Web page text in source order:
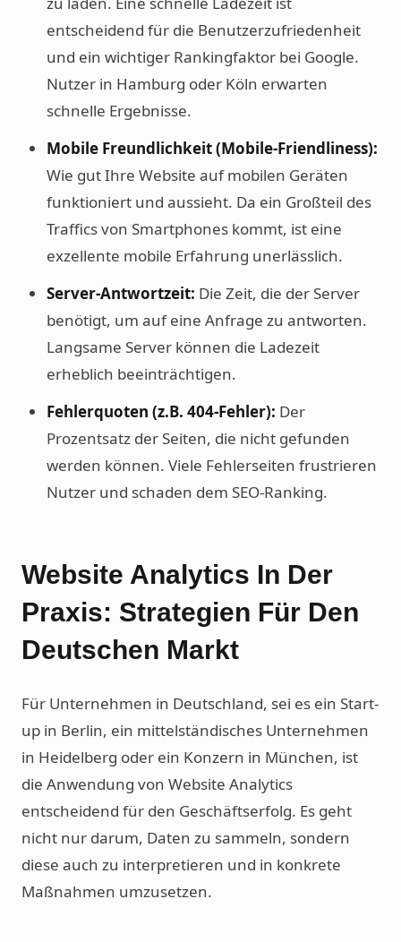
entscheidend für die Benutzerzufriedenheit
und ein wichtiger Rankingfaktor bei Google.
Nutzer in Hamburg oder Köln erwarten
schnelle Ergebnisse.
Mobile Freundlichkeit (Mobile-Friendliness):
Wie gut Ihre Website auf mobilen Geräten
funktioniert und aussieht. Da ein Großteil des
Traffics von Smartphones kommt, ist eine
exzellente mobile Erfahrung unerlässlich.
Server-Antwortzeit: Die Zeit, die der Server
benötigt, um auf eine Anfrage zu antworten.
Langsame Server können die Ladezeit
erheblich beeinträchtigen.
Fehlerquoten (z.B. 404-Fehler): Der
Prozentsatz der Seiten, die nicht gefunden
werden können. Viele Fehlerseiten frustrieren
Nutzer und schaden dem SEO-Ranking.
Website Analytics In Der
Praxis: Strategien Für Den
Deutschen Markt
Für Unternehmen in Deutschland, sei es ein Start-
up in Berlin, ein mittelständisches Unternehmen
in Heidelberg oder ein Konzern in München, ist
die Anwendung von Website Analytics
entscheidend für den Geschäftserfolg. Es geht
nicht nur darum, Daten zu sammeln, sondern
diese auch zu interpretieren und in konkrete
Maßnahmen umzusetzen.